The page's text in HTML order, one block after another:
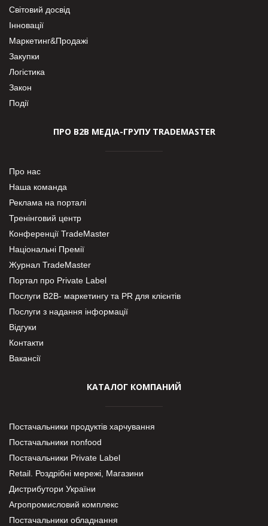
Світовий досвід
Інновації
Маркетинг&Продажі
Закупки
Логістика
Закон
Події
ПРО В2В МЕДІА-ГРУПУ TRADEMASTER
Про нас
Наша команда
Реклама на порталі
Тренінговий центр
Конференції TradeMaster
Національні Премії
Журнал TradeMaster
Портал про Private Label
Послуги В2В- маркетингу та PR для клієнтів
Послуги з надання інформації
Відгуки
Контакти
Вакансії
КАТАЛОГ КОМПАНИЙ
Постачальники продуктів харчування
Постачальники nonfood
Постачальники Private Label
Retail. Роздрібні мережі, Магазини
Дистрибутори України
Агропромисловий комплекс
Постачальники обладнання